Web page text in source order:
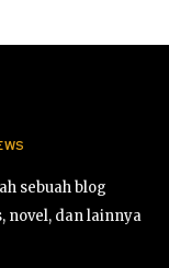
sebuah blog
novel, dan lainnya